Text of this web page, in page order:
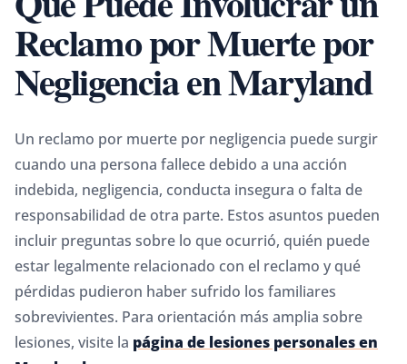
Reclamo por Muerte por
Negligencia en Maryland
Un reclamo por muerte por negligencia puede surgir
cuando una persona fallece debido a una acción
indebida, negligencia, conducta insegura o falta de
responsabilidad de otra parte. Estos asuntos pueden
incluir preguntas sobre lo que ocurrió, quién puede
estar legalmente relacionado con el reclamo y qué
pérdidas pudieron haber sufrido los familiares
sobrevivientes. Para orientación más amplia sobre
lesiones, visite la página de lesiones personales en